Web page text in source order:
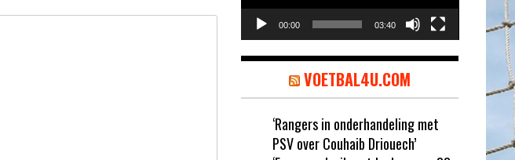
00:00 03:40
VOETBAL4U.COM
‘Rangers in onderhandeling met
PSV over Couhaib Driouech’